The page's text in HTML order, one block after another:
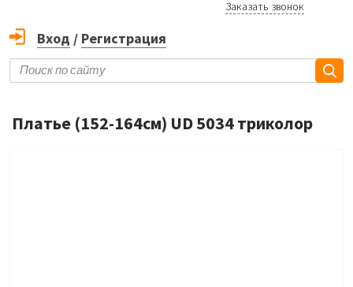
Заказать звонок
Вход / Регистрация
Платье (152-164см) UD 5034 триколор